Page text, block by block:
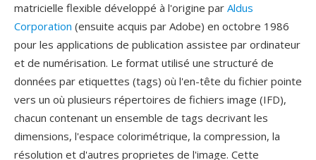
matricielle flexible développé à l'origine par Aldus
Corporation (ensuite acquis par Adobe) en octobre 1986
pour les applications de publication assistee par ordinateur
et de numérisation. Le format utilisé une structuré de
données par etiquettes (tags) où l'en-tête du fichier pointe
vers un où plusieurs répertoires de fichiers image (IFD),
chacun contenant un ensemble de tags decrivant les
dimensions, l'espace colorimétrique, la compression, la
résolution et d'autres proprietes de l'image. Cette